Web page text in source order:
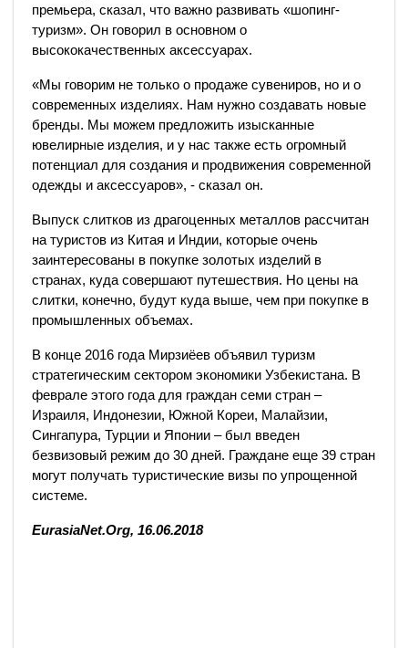
премьера, сказал, что важно развивать «шопинг-
туризм». Он говорил в основном о
высококачественных аксессуарах.
«Мы говорим не только о продаже сувениров, но и о
современных изделиях. Нам нужно создавать новые
бренды. Мы можем предложить изысканные
ювелирные изделия, и у нас также есть огромный
потенциал для создания и продвижения современной
одежды и аксессуаров», - сказал он.
Выпуск слитков из драгоценных металлов рассчитан
на туристов из Китая и Индии, которые очень
заинтересованы в покупке золотых изделий в
странах, куда совершают путешествия. Но цены на
слитки, конечно, будут куда выше, чем при покупке в
промышленных объемах.
В конце 2016 года Мирзиёев объявил туризм
стратегическим сектором экономики Узбекистана. В
феврале этого года для граждан семи стран –
Израиля, Индонезии, Южной Кореи, Малайзии,
Сингапура, Турции и Японии – был введен
безвизовый режим до 30 дней. Граждане еще 39 стран
могут получать туристические визы по упрощенной
системе.
EurasiaNet.Org, 16.06.2018